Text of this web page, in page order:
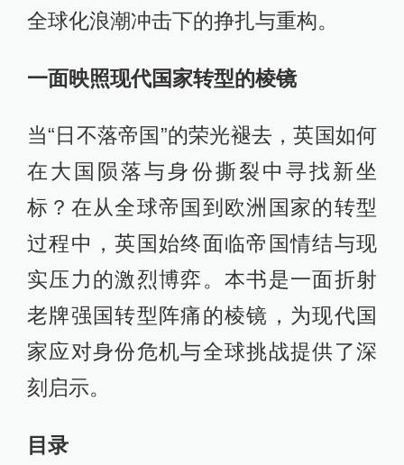
全球化浪潮冲击下的挣扎与重构。
一面映照现代国家转型的棱镜
当“日不落帝国”的荣光褪去，英国如何
在大国陨落与身份撕裂中寻找新坐
标？在从全球帝国到欧洲国家的转型
过程中，英国始终面临帝国情结与现
实压力的激烈博弈。本书是一面折射
老牌强国转型阵痛的棱镜，为现代国
家应对身份危机与全球挑战提供了深
刻启示。
目录